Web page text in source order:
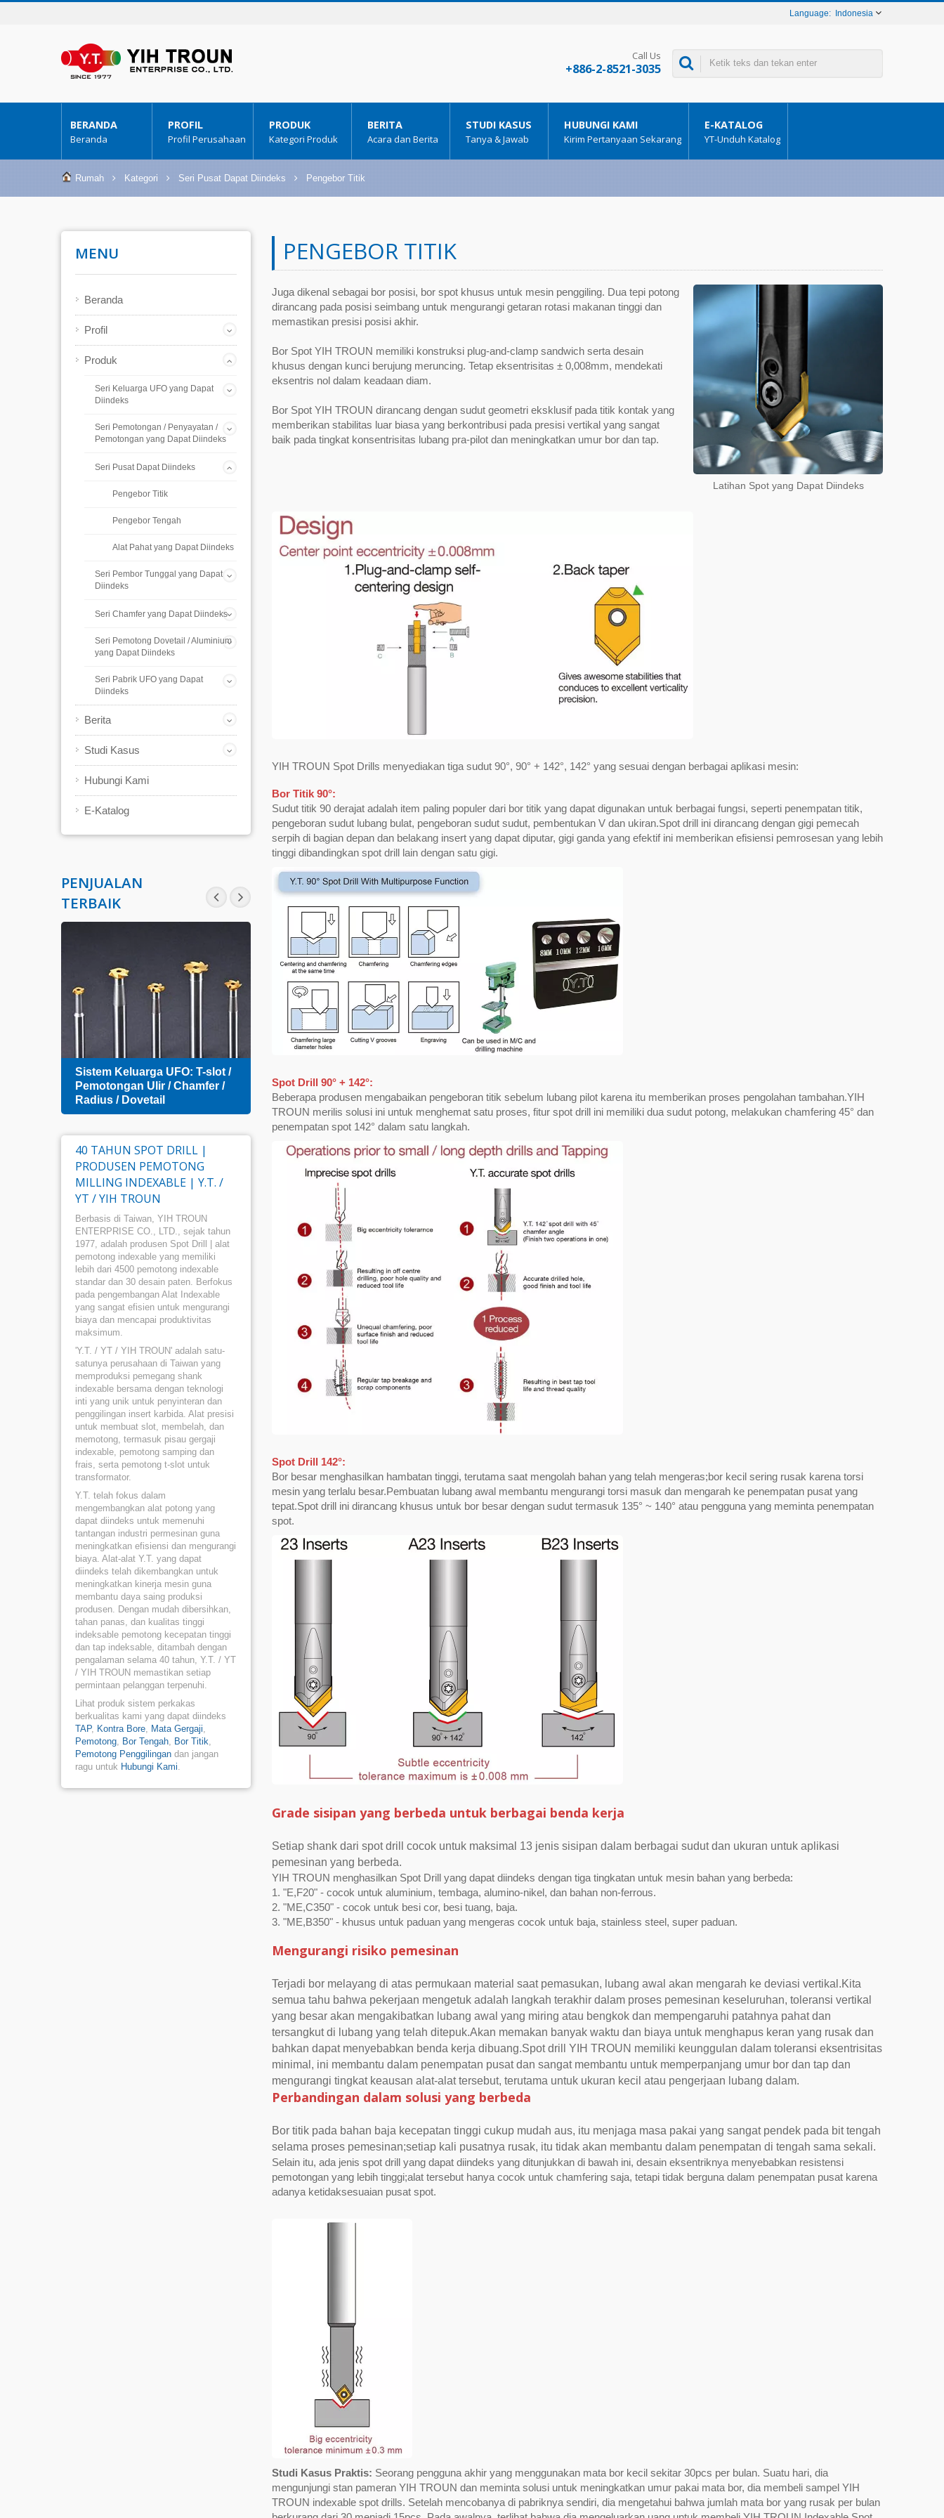
Indonesia
Call Us
+886-2-8521-3035
BERANDA
Beranda
PROFIL
Profil Perusahaan
PRODUK
Kategori Produk
BERITA
Acara dan Berita
STUDI KASUS
Tanya & Jawab
HUBUNGI KAMI
Kirim Pertanyaan Sekarang
E-KATALOG
YT-Unduh Katalog
Rumah Kategori Seri Pusat Dapat Diindeks Pengebor Titik
MENU
Beranda
Profil
Produk
Seri Keluarga UFO yang Dapat
Diindeks
Seri Pemotongan / Penyayatan /
Pemotongan yang Dapat Diindeks
Seri Pusat Dapat Diindeks
Pengebor Titik
Pengebor Tengah
Alat Pahat yang Dapat Diindeks
Seri Pembor Tunggal yang Dapat
Diindeks
Seri Chamfer yang Dapat Diindeks
Seri Pemotong Dovetail / Aluminium
yang Dapat Diindeks
Seri Pabrik UFO yang Dapat
Diindeks
Berita
Studi Kasus
Hubungi Kami
E-Katalog
PENJUALAN
TERBAIK
Sistem Keluarga UFO: T-slot /
Pemotongan Ulir / Chamfer /
Radius / Dovetail
Indexable Center Drill
Radius / Dovetail
40 TAHUN SPOT DRILL |
PRODUSEN PEMOTONG
MILLING INDEXABLE | Y.T. /
YT / YIH TROUN
Berbasis di Taiwan, YIH TROUN
ENTERPRISE CO., LTD., sejak tahun
1977, adalah produsen Spot Drill | alat
pemotong indexable yang memiliki
lebih dari 4500 pemotong indexable
standar dan 30 desain paten. Berfokus
pada pengembangan Alat Indexable
yang sangat efisien untuk mengurangi
biaya dan mencapai produktivitas
maksimum.
'Y.T. / YT / YIH TROUN' adalah satu-
satunya perusahaan di Taiwan yang
memproduksi pemegang shank
indexable bersama dengan teknologi
inti yang unik untuk penyinteran dan
penggilingan insert karbida. Alat presisi
untuk membuat slot, membelah, dan
memotong, termasuk pisau gergaji
indexable, pemotong samping dan
frais, serta pemotong t-slot untuk
transformator.
Y.T. telah fokus dalam
mengembangkan alat potong yang
dapat diindeks untuk memenuhi
tantangan industri permesinan guna
meningkatkan efisiensi dan mengurangi
biaya. Alat-alat Y.T. yang dapat
diindeks telah dikembangkan untuk
meningkatkan kinerja mesin guna
membantu daya saing produksi
produsen. Dengan mudah dibersihkan,
tahan panas, dan kualitas tinggi
indeksable pemotong kecepatan tinggi
dan tap indeksable, ditambah dengan
pengalaman selama 40 tahun, Y.T. / YT
/ YIH TROUN memastikan setiap
permintaan pelanggan terpenuhi.
Lihat produk sistem perkakas
berkualitas kami yang dapat diindeks
TAP, Kontra Bore, Mata Gergaji,
Pemotong, Bor Tengah, Bor Titik,
Pemotong Penggilingan dan jangan
ragu untuk Hubungi Kami.
PENGEBOR TITIK
Latihan Spot yang Dapat Diindeks
Juga dikenal sebagai bor posisi, bor spot khusus untuk mesin penggiling. Dua tepi potong
dirancang pada posisi seimbang untuk mengurangi getaran rotasi makanan tinggi dan
memastikan presisi posisi akhir.
Bor Spot YIH TROUN memiliki konstruksi plug-and-clamp sandwich serta desain
khusus dengan kunci berujung meruncing. Tetap eksentrisitas ± 0,008mm, mendekati
eksentris nol dalam keadaan diam.
Bor Spot YIH TROUN dirancang dengan sudut geometri eksklusif pada titik kontak yang
memberikan stabilitas luar biasa yang berkontribusi pada presisi vertikal yang sangat
baik pada tingkat konsentrisitas lubang pra-pilot dan meningkatkan umur bor dan tap.
YIH TROUN Spot Drills menyediakan tiga sudut 90°, 90° + 142°, 142° yang sesuai dengan berbagai aplikasi mesin:
Bor Titik 90°:
Sudut titik 90 derajat adalah item paling populer dari bor titik yang dapat digunakan untuk berbagai fungsi, seperti penempatan titik,
pengeboran sudut lubang bulat, pengeboran sudut sudut, pembentukan V dan ukiran.Spot drill ini dirancang dengan gigi pemecah
serpih di bagian depan dan belakang insert yang dapat diputar, gigi ganda yang efektif ini memberikan efisiensi pemrosesan yang lebih
tinggi dibandingkan spot drill lain dengan satu gigi.
Spot Drill 90° + 142°:
Beberapa produsen mengabaikan pengeboran titik sebelum lubang pilot karena itu memberikan proses pengolahan tambahan.YIH
TROUN merilis solusi ini untuk menghemat satu proses, fitur spot drill ini memiliki dua sudut potong, melakukan chamfering 45° dan
penempatan spot 142° dalam satu langkah.
Spot Drill 142°:
Bor besar menghasilkan hambatan tinggi, terutama saat mengolah bahan yang telah mengeras;bor kecil sering rusak karena torsi
mesin yang terlalu besar.Pembuatan lubang awal membantu mengurangi torsi masuk dan mengarah ke penempatan pusat yang
tepat.Spot drill ini dirancang khusus untuk bor besar dengan sudut termasuk 135° ~ 140° atau pengguna yang meminta penempatan
spot.
Grade sisipan yang berbeda untuk berbagai benda kerja
Setiap shank dari spot drill cocok untuk maksimal 13 jenis sisipan dalam berbagai sudut dan ukuran untuk aplikasi
pemesinan yang berbeda.
YIH TROUN menghasilkan Spot Drill yang dapat diindeks dengan tiga tingkatan untuk mesin bahan yang berbeda:
1. "E,F20" - cocok untuk aluminium, tembaga, alumino-nikel, dan bahan non-ferrous.
2. "ME,C350" - cocok untuk besi cor, besi tuang, baja.
3. "ME,B350" - khusus untuk paduan yang mengeras cocok untuk baja, stainless steel, super paduan.
Mengurangi risiko pemesinan
Terjadi bor melayang di atas permukaan material saat pemasukan, lubang awal akan mengarah ke deviasi vertikal.Kita
semua tahu bahwa pekerjaan mengetuk adalah langkah terakhir dalam proses pemesinan keseluruhan, toleransi vertikal
yang besar akan mengakibatkan lubang awal yang miring atau bengkok dan mempengaruhi patahnya pahat dan
tersangkut di lubang yang telah ditepuk.Akan memakan banyak waktu dan biaya untuk menghapus keran yang rusak dan
bahkan dapat menyebabkan benda kerja dibuang.Spot drill YIH TROUN memiliki keunggulan dalam toleransi eksentrisitas
minimal, ini membantu dalam penempatan pusat dan sangat membantu untuk memperpanjang umur bor dan tap dan
mengurangi tingkat keausan alat-alat tersebut, terutama untuk ukuran kecil atau pengerjaan lubang dalam.
Perbandingan dalam solusi yang berbeda
Bor titik pada bahan baja kecepatan tinggi cukup mudah aus, itu menjaga masa pakai yang sangat pendek pada bit tengah
selama proses pemesinan;setiap kali pusatnya rusak, itu tidak akan membantu dalam penempatan di tengah sama sekali.
Selain itu, ada jenis spot drill yang dapat diindeks yang ditunjukkan di bawah ini, desain eksentriknya menyebabkan resistensi
pemotongan yang lebih tinggi;alat tersebut hanya cocok untuk chamfering saja, tetapi tidak berguna dalam penempatan pusat karena
adanya ketidaksesuaian pusat spot.
Studi Kasus Praktis: Seorang pengguna akhir yang menggunakan mata bor kecil sekitar 30pcs per bulan. Suatu hari, dia
mengunjungi stan pameran YIH TROUN dan meminta solusi untuk meningkatkan umur pakai mata bor, dia membeli sampel YIH
TROUN indexable spot drills. Setelah mencobanya di pabriknya sendiri, dia mengetahui bahwa jumlah mata bor yang rusak per bulan